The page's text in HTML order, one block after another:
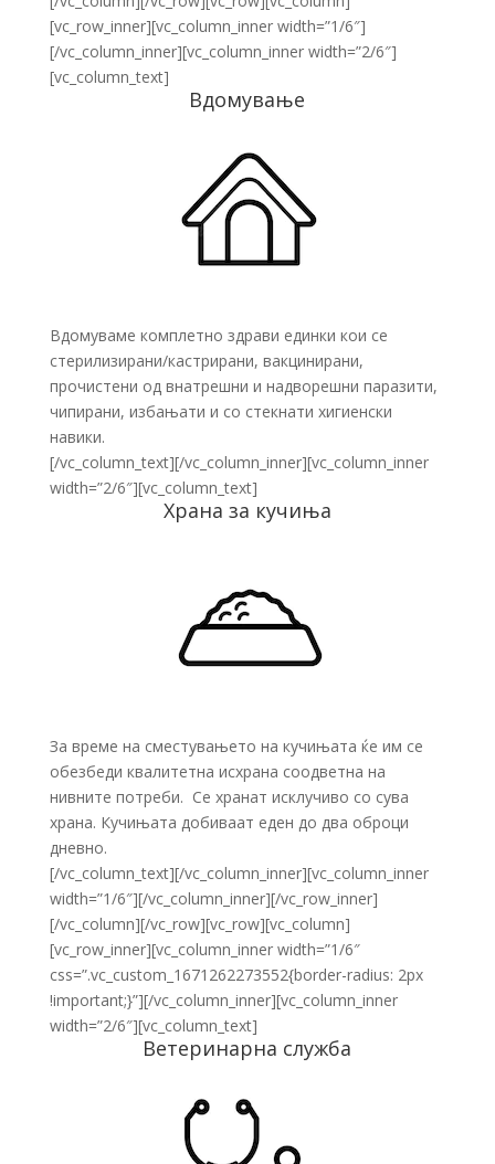
[vc_row_inner][vc_column_inner width=”1/6″]
[/vc_column_inner][vc_column_inner width=”2/6″]
[vc_column_text]
Вдомување
Вдомуваме комплетно здрави единки кои се
стерилизирани/кастрирани, вакцинирани,
прочистени од внатрешни и надворешни паразити,
чипирани, избањати и со стекнати хигиенски
навики.
[/vc_column_text][/vc_column_inner][vc_column_inner
width=”2/6″][vc_column_text]
Храна за кучиња
За време на сместувањето на кучињата ќе им се
обезбеди квалитетна исхрана соодветна на
нивните потреби. Се хранат исклучиво со сува
храна. Кучињата добиваат еден до два оброци
дневно.
[/vc_column_text][/vc_column_inner][vc_column_inner
width=”1/6″][/vc_column_inner][/vc_row_inner]
[/vc_column][/vc_row][vc_row][vc_column]
[vc_row_inner][vc_column_inner width=”1/6″
css=”.vc_custom_1671262273552{border-radius: 2px
!important;}”][/vc_column_inner][vc_column_inner
width=”2/6″][vc_column_text]
Ветеринарна служба